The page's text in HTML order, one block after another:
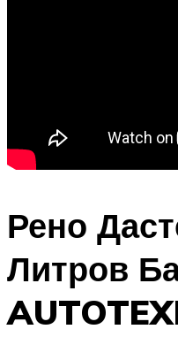
Рено
Литров